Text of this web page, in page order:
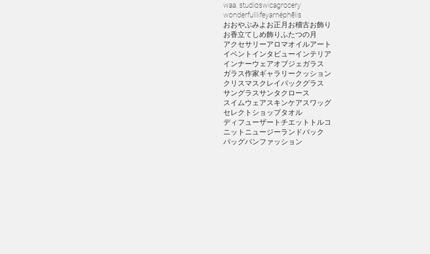
waa. studioswicagrocery
wonderfulllifeyarnéphēlis
おおやぶみよ お正月 お稽古お飾り
お香立て しめ飾りふたつの月
アクセサリーアロマオイルアート
イベント インタビューインテリア
インナーウェアオブジェ ガラス
ガラス作家ギャラリークッション
クリスマスクレイパックグラス
サングラスサンタクロース
スイムウェアスキンケアスワッグ
セレクトショップタオル
ディフューザー トチエット トルコ
ニット ニュージーランドバック
バッグパンファッション